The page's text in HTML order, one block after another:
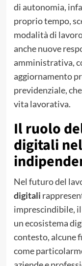
di autonomia,
proprio tempo,
modalità di
anche nuove
amministrativa,
aggiornamento
previdenziale,
vita lavorativa.
Il ruolo
digitali
Nel futuro del
digitali
imprescindibile, il
un ecosistema
contesto, alcune
come